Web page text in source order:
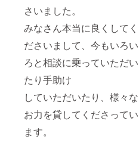
さいました。
みなさん本当に良くしてく
ださいまして、今もいろい
ろと相談に乗っていただい
たり手助け
していただいたり、様々な
お力を貸してくださってい
ます。